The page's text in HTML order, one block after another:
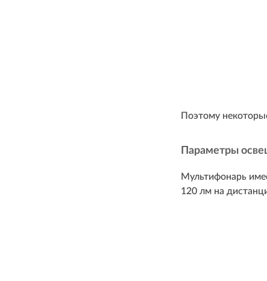
Поэтому
Параметры
Мультифонарь
120 лм на